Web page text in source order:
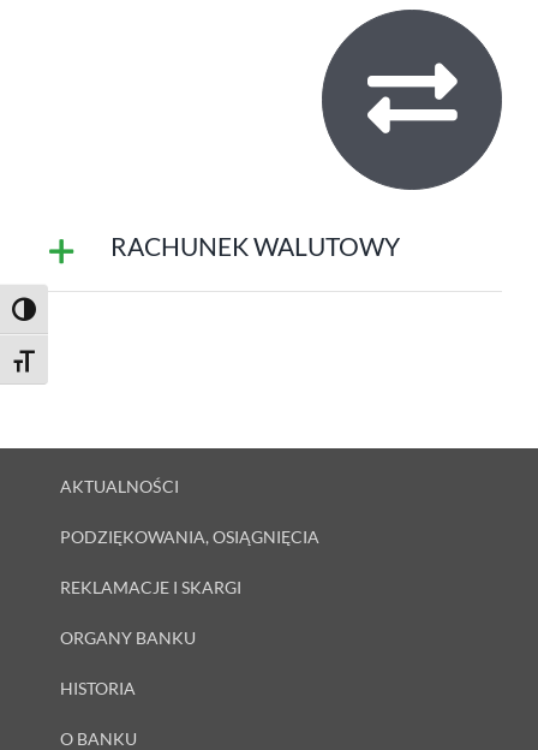
Toggle High Contrast
Toggle Font size
RACHUNEK WALUTOWY
AKTUALNOŚCI
PODZIĘKOWANIA, OSIĄGNIĘCIA
REKLAMACJE I SKARGI
ORGANY BANKU
HISTORIA
O BANKU